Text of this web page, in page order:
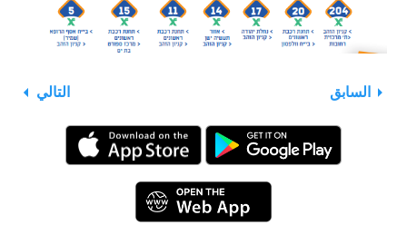
السابق التالي